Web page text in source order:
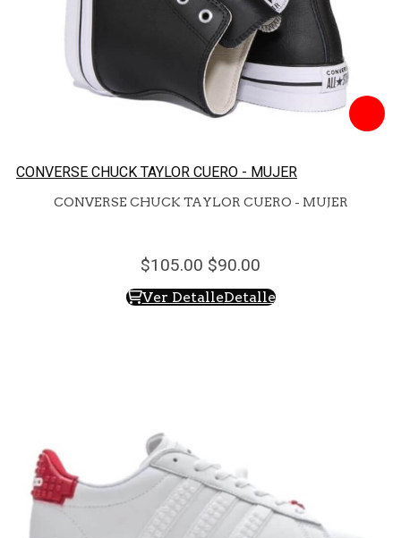
CONVERSE CHUCK TAYLOR CUERO - MUJER
CONVERSE CHUCK TAYLOR CUERO - MUJER
105.00 90.00
Ver DetalleDetalle